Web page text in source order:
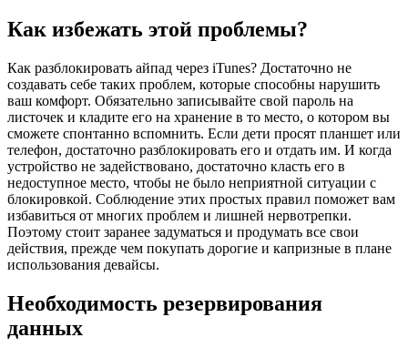
Как избежать этой проблемы?
Как разблокировать айпад через iTunes? Достаточно не
создавать себе таких проблем, которые способны нарушить
ваш комфорт. Обязательно записывайте свой пароль на
листочек и кладите его на хранение в то место, о котором вы
сможете спонтанно вспомнить. Если дети просят планшет или
телефон, достаточно разблокировать его и отдать им. И когда
устройство не задействовано, достаточно класть его в
недоступное место, чтобы не было неприятной ситуации с
блокировкой. Соблюдение этих простых правил поможет вам
избавиться от многих проблем и лишней нервотрепки.
Поэтому стоит заранее задуматься и продумать все свои
действия, прежде чем покупать дорогие и капризные в плане
использования девайсы.
Необходимость резервирования
данных